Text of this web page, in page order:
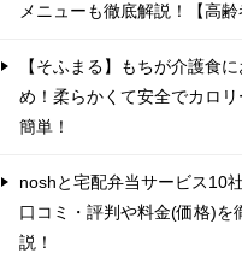
メニューも徹底解説！【高齢
【そふまる】もちが介護食
め！柔らかくて安全でカロリ
簡単！
noshと宅配弁当サービス10
口コミ・評判や料金(価格)を
説！